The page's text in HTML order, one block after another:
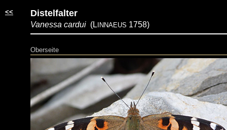
<< Distelfalter
Vanessa cardui (L INNAEUS 1758)
Oberseite